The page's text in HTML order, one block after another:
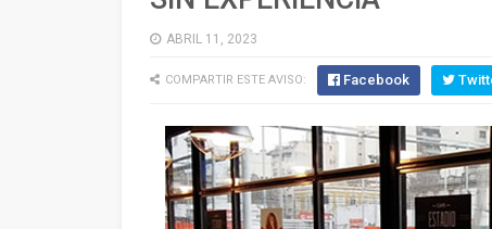
ABRIL 11, 2023
COMPARTIR ESTE AVISO: Facebook